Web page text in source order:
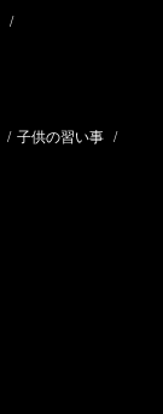
/
/ 子供の習い事 /